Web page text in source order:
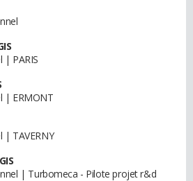
| PARIS
| ERMONT
| TAVERNY
| Turbomeca - Pilote projet r&d